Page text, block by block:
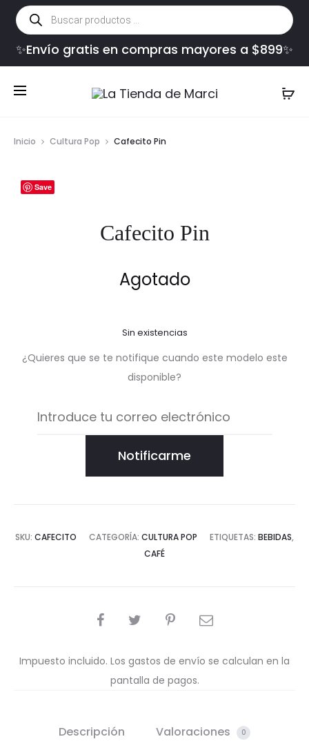
Búsqueda
de
productos
✨Envío gratis en compras mayores a $899✨
Inicio Cultura Pop Cafecito Pin
Save
Cafecito Pin
Agotado
Sin existencias
¿Quieres que se te notifique cuando este modelo este
disponible?
Notificarme
SKU: CAFECITO CATEGORÍA: CULTURA POP ETIQUETAS: BEBIDAS,
CAFÉ
COMPARTIR
Impuesto incluido. Los gastos de envío se calculan en la
pantalla de pagos.
Descripción Valoraciones 0